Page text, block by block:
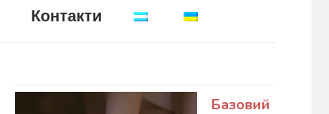
Контакти
Базовий